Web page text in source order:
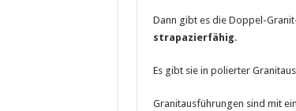
Dann gibt es die Doppel-
strapazierfähig.
Es gibt sie in polierter
Granitausführungen sind mit